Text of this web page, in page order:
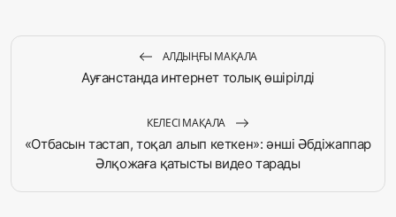
АЛДЫҢҒЫ МАҚАЛА
Ауғанстанда интернет толық өшірілді
КЕЛЕСІ МАҚАЛА
«Отбасын тастап, тоқал алып кеткен»: әнші Әбдіжаппар
Әлқожаға қатысты видео тарады